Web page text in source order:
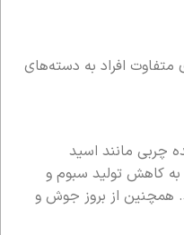
متفاوت افراد به دسته‌های
چربی مانند اسید
به کاهش تولید سبوم و
همچنین از بروز جوش و